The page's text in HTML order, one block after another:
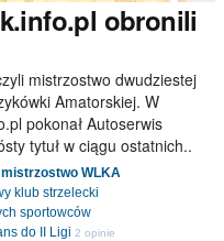
obronili
mistrzostwo dwudziestej
Amatorskiej. W
pokonał Autoserwis
tytuł w ciągu ostatnich..
WLKA
klub strzelecki
sportowców
do II Ligi 2 opinie